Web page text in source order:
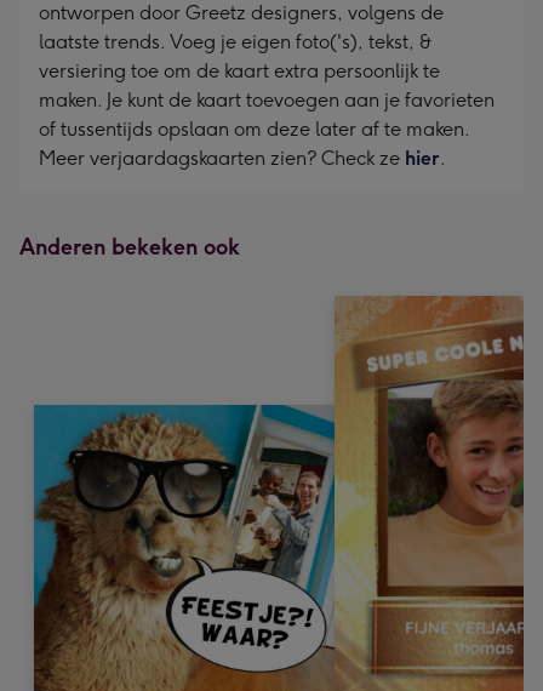
mm
ontworpen door Greetz designers, volgens de
laatste trends. Voeg je eigen foto('s), tekst, &
versiering toe om de kaart extra persoonlijk te
maken. Je kunt de kaart toevoegen aan je favorieten
of tussentijds opslaan om deze later af te maken.
Meer verjaardagskaarten zien? Check ze hier.
Anderen bekeken ook